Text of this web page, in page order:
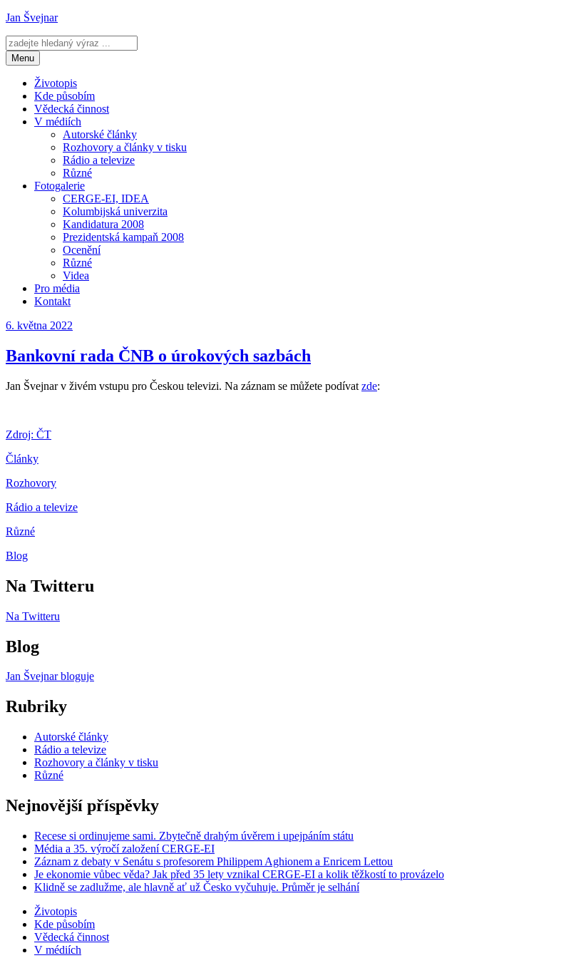
Přejít
obsahu
webu
Jan Švejnar
Menu
Životopis
Kde působím
Vědecká činnost
V médiích
Autorské články
Rozhovory a články v tisku
Rádio a televize
Různé
Fotogalerie
CERGE-EI, IDEA
Kolumbijská univerzita
Kandidatura 2008
Prezidentská kampaň 2008
Ocenění
Různé
Videa
Pro média
Kontakt
Publikováno:
6. května 2022
Bankovní rada ČNB o úrokových sazbách
Jan Švejnar v živém vstupu pro Českou televizi. Na záznam se můžete podívat zde:
Zdroj: ČT
Články
Rozhovory
Rádio a televize
Různé
Blog
Na Twitteru
Na Twitteru
Blog
Jan Švejnar bloguje
Rubriky
Autorské články
Rádio a televize
Rozhovory a články v tisku
Různé
Nejnovější příspěvky
Recese si ordinujeme sami. Zbytečně drahým úvěrem i upejpáním státu
Média a 35. výročí založení CERGE-EI
Záznam z debaty v Senátu s profesorem Philippem Aghionem a Enricem Lettou
Je ekonomie vůbec věda? Jak před 35 lety vznikal CERGE-EI a kolik těžkostí to provázelo
Klidně se zadlužme, ale hlavně ať už Česko vyčuhuje. Průměr je selhání
Životopis
Kde působím
Vědecká činnost
V médiích